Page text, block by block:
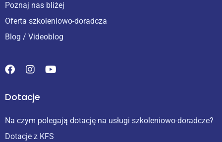
Poznaj nas bliżej
Oferta szkoleniowo-doradcza
Blog / Videoblog
Dotacje
Na czym polegają dotację na usługi szkoleniowo-doradcze?
Dotacje z KFS